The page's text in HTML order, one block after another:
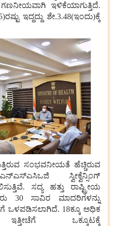
ಗಣನೀಯವಾಗಿ ಇಳಿಕೆಯಾಗುತ್ತಿದೆ.
ರಷ್ಟು ಇದ್ದದ್ದು ಶೇ.3.48(ಇಂದು)ಕ್ಕೆ
ಸಂಭವನೀಯತೆ ಹೆಚ್ಚಿರುವ
ಸ್ವೀಕ್ವೆನ್ಸಿಂಗ್
. ಸದ್ಯ ಹತ್ತು
ರಾಷ್ಟ್ರೀಯ
30ಸಾವಿರ
ಮಾದರಿಗಳನ್ನು
ಗೆ ಒಳಪಡಿಸಲಾಗಿದೆ. 18ಕ್ಕೂ ಅಧಿಕ
ಇತ್ತೀಚೆಗೆ
ಒಕ್ಕೂಟಕ್ಕೆ